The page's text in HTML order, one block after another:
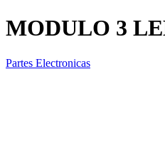
MODULO 3
Partes Electronicas